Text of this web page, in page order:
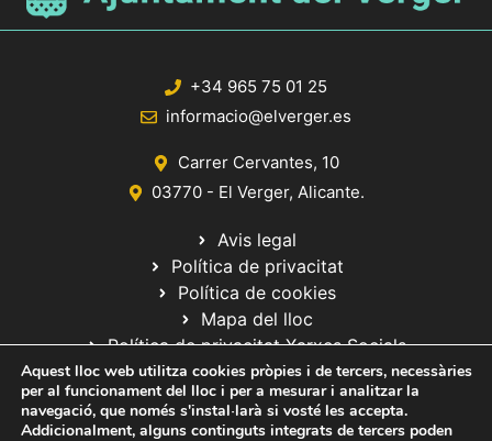
+34 965 75 01 25
informacio@elverger.es
Carrer Cervantes, 10
03770 - El Verger, Alicante.
Avis legal
Política de privacitat
Política de cookies
Mapa del lloc
Política de privacitat Xarxes Socials
Aquest lloc web utilitza cookies pròpies i de tercers, necessàries
per al funcionament del lloc i per a mesurar i analitzar la
navegació, que només s'instal·larà si vosté les accepta.
Addicionalment, alguns continguts integrats de tercers poden